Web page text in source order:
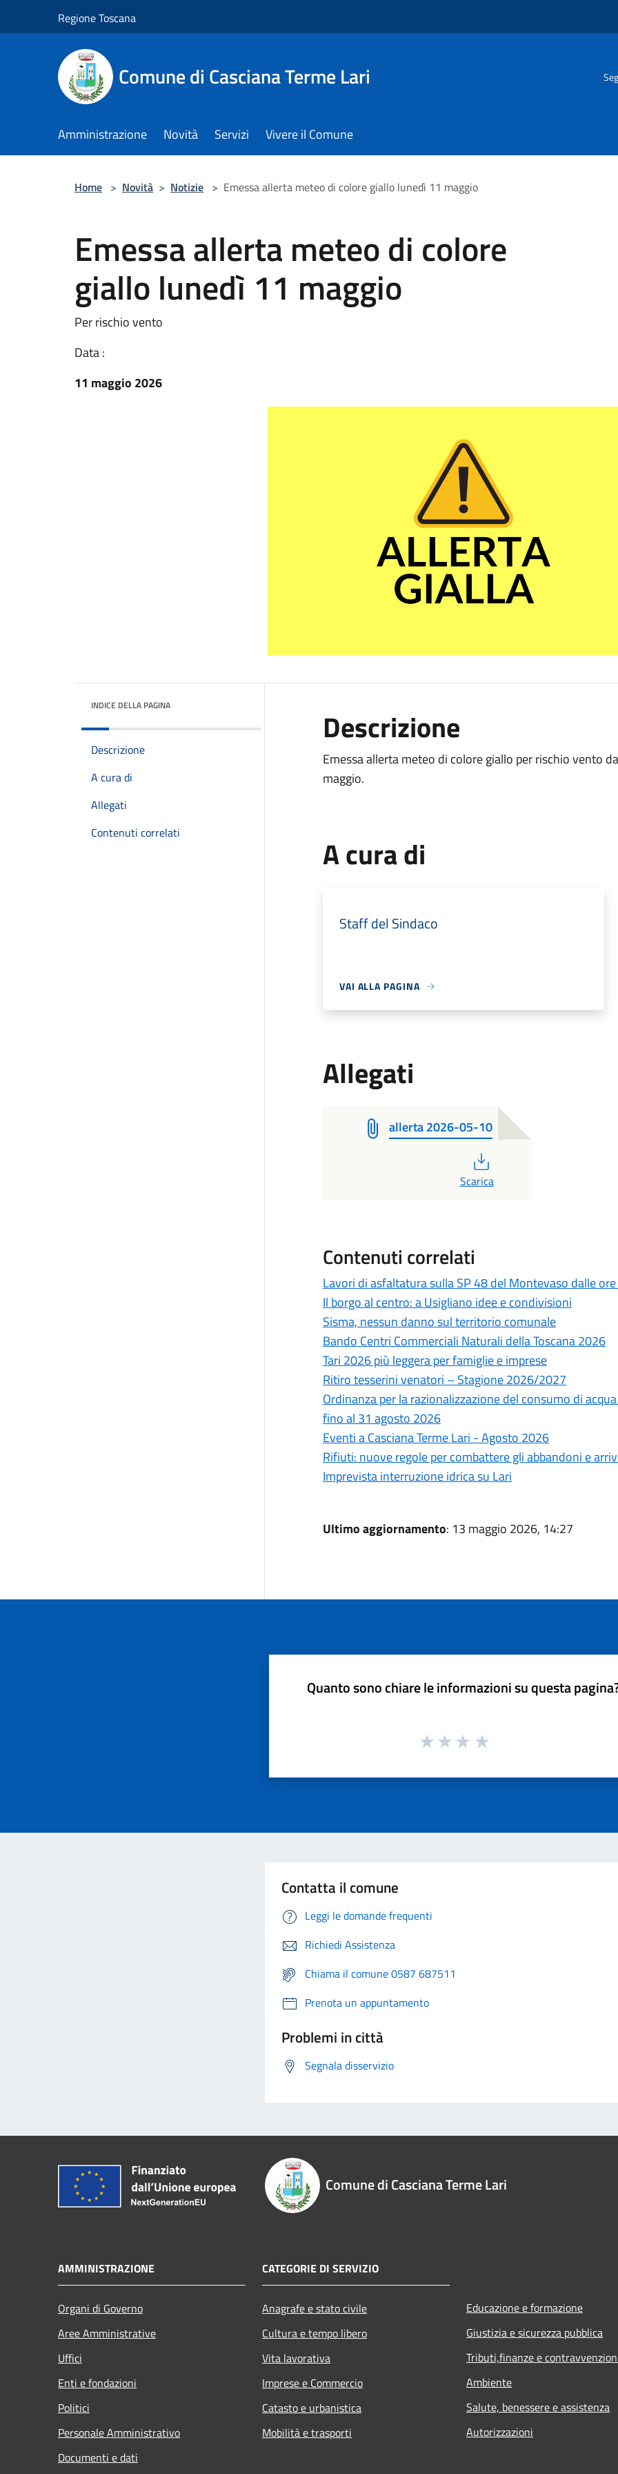
Regione Toscana
Comune di Casciana Terme Lari
Amministrazione Novità Servizi Vivere il Comune
Home > Novità > Notizie > Emessa allerta meteo di colore giallo lunedì 11 maggio
Emessa allerta meteo di colore
giallo lunedì 11 maggio
Per rischio vento
Data :
11 maggio 2026
INDICE DELLA PAGINA
Descrizione
A cura di
Allegati
Contenuti correlati
Descrizione
Emessa allerta meteo di colore giallo per rischio vento
maggio.
A cura di
Staff del Sindaco
VAI ALLA PAGINA
Allegati
allerta 2026-05-10
Scarica
Contenuti correlati
Lavori di asfaltatura sulla SP 48 del Montevaso dalle
Il borgo al centro: a Usigliano idee e condivisioni
Sisma, nessun danno sul territorio comunale
Bando Centri Commerciali Naturali della Toscana 2026
Tari 2026 più leggera per famiglie e imprese
Ritiro tesserini venatori – Stagione 2026/2027
Ordinanza per la razionalizzazione del consumo di
fino al 31 agosto 2026
Eventi a Casciana Terme Lari - Agosto 2026
Rifiuti: nuove regole per combattere gli abbandoni e
Imprevista interruzione idrica su Lari
Ultimo aggiornamento: 13 maggio 2026, 14:27
Quanto sono chiare le informazioni su questa
Contatta il comune
Leggi le domande frequenti
Richiedi Assistenza
Chiama il comune 0587 687511
Prenota un appuntamento
Problemi in città
Segnala disservizio
Comune di Casciana Terme Lari
AMMINISTRAZIONE
Organi di Governo
Aree Amministrative
Uffici
Enti e fondazioni
Politici
Personale Amministrativo
Documenti e dati
CATEGORIE DI SERVIZIO
Anagrafe e stato civile
Cultura e tempo libero
Vita lavorativa
Imprese e Commercio
Catasto e urbanistica
Mobilità e trasporti
Educazione e formazione
Giustizia e sicurezza pubblica
Tributi,finanze e
Ambiente
Salute, benessere e assistenza
Autorizzazioni